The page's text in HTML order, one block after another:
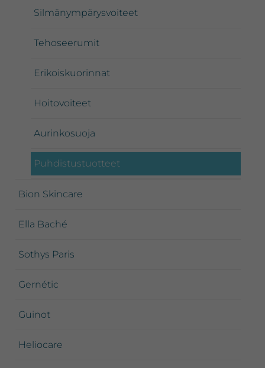
Silmänympärysvoiteet
Tehoseerumit
Erikoiskuorinnat
Hoitovoiteet
Aurinkosuoja
Puhdistustuotteet
Bion Skincare
Ella Baché
Sothys Paris
Gernétic
Guinot
Heliocare